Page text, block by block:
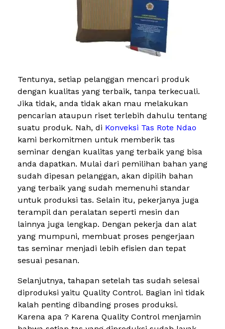
Tentunya, setiap pelanggan mencari produk
dengan kualitas yang terbaik, tanpa terkecuali.
Jika tidak, anda tidak akan mau melakukan
pencarian ataupun riset terlebih dahulu tentang
suatu produk. Nah, di Konveksi Tas Rote Ndao
kami berkomitmen untuk memberik tas
seminar dengan kualitas yang terbaik yang bisa
anda dapatkan. Mulai dari pemilihan bahan yang
sudah dipesan pelanggan, akan dipilih bahan
yang terbaik yang sudah memenuhi standar
untuk produksi tas. Selain itu, pekerjanya juga
terampil dan peralatan seperti mesin dan
lainnya juga lengkap. Dengan pekerja dan alat
yang mumpuni, membuat proses pengerjaan
tas seminar menjadi lebih efisien dan tepat
sesuai pesanan.
Selanjutnya, tahapan setelah tas sudah selesai
diproduksi yaitu Quality Control. Bagian ini tidak
kalah penting dibanding proses produksi.
Karena apa ? Karena Quality Control menjamin